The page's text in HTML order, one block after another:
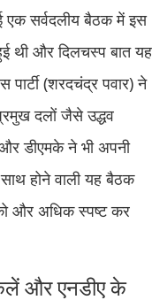
एक सर्वदलीय बैठक में इस
थी और दिलचस्प बात यह
पार्टी (शरदचंद्र पवार) ने
दलों जैसे उद्धव
डीएमके ने भी अपनी
होने वाली यह बैठक
और अधिक स्पष्ट कर
और एनडीए के